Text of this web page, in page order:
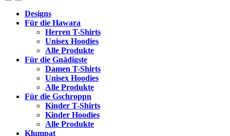
Designs
Für die Hawara
Herren T-Shirts
Unisex Hoodies
Alle Produkte
Für die Gnädigste
Damen T-Shirts
Unisex Hoodies
Alle Produkte
Für die Gschroppn
Kinder T-Shirts
Kinder Hoodies
Alle Produkte
Klumpat